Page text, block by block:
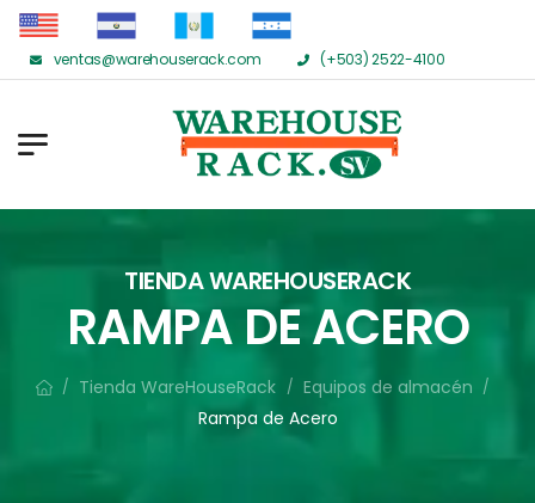
ventas@warehouserack.com (+503) 2522-4100
TIENDA WAREHOUSERACK
RAMPA DE ACERO
/ Tienda WareHouseRack / Equipos de almacén /
Rampa de Acero